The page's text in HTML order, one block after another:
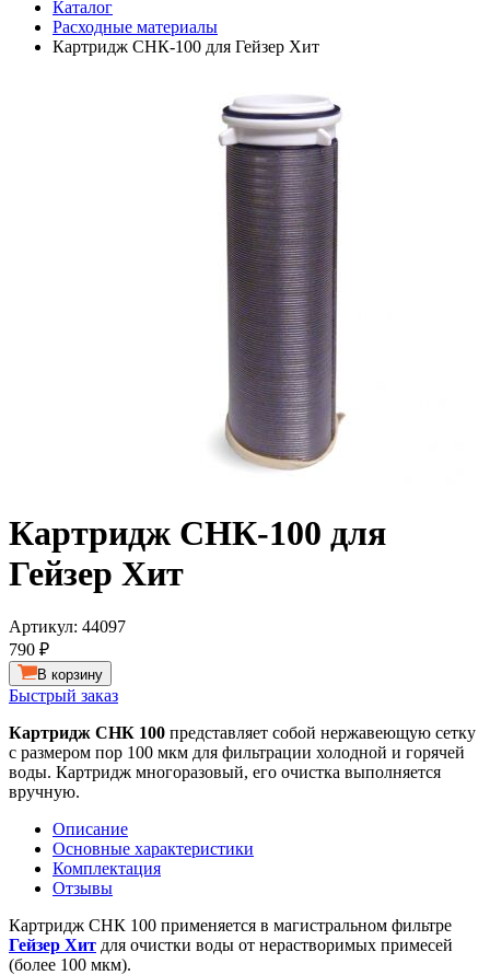
Каталог
Расходные материалы
Картридж СНК-100 для Гейзер Хит
Картридж СНК-100 для
Гейзер Хит
Артикул: 44097
790 ₽
В корзину
Быстрый заказ
Картридж CHК 100 представляет собой нержавеющую сетку
с размером пор 100 мкм для фильтрации холодной и горячей
воды. Картридж многоразовый, его очистка выполняется
вручную.
Описание
Основные характеристики
Комплектация
Отзывы
Картридж СНК 100 применяется в магистральном фильтре
Гейзер Хит для очистки воды от нерастворимых примесей
(более 100 мкм).